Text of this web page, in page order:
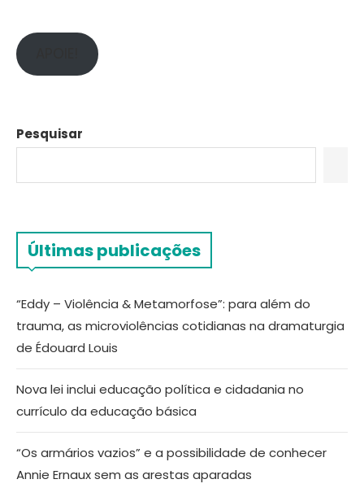
Pesquisar
Últimas publicações
“Eddy – Violência & Metamorfose”: para além do
trauma, as microviolências cotidianas na dramaturgia
de Édouard Louis
Nova lei inclui educação política e cidadania no
currículo da educação básica
“Os armários vazios” e a possibilidade de conhecer
Annie Ernaux sem as arestas aparadas